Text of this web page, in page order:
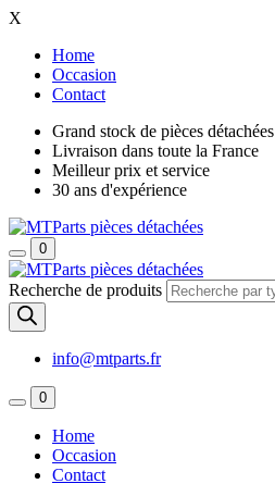
X
Home
Occasion
Contact
Grand stock de pièces détachées
Livraison dans toute la France
Meilleur prix et service
30 ans d'expérience
0
Recherche de produits
info@mtparts.fr
0
Home
Occasion
Contact